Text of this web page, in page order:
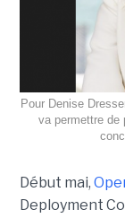
Pour Denise
va permettre de
Début mai,
Deployment